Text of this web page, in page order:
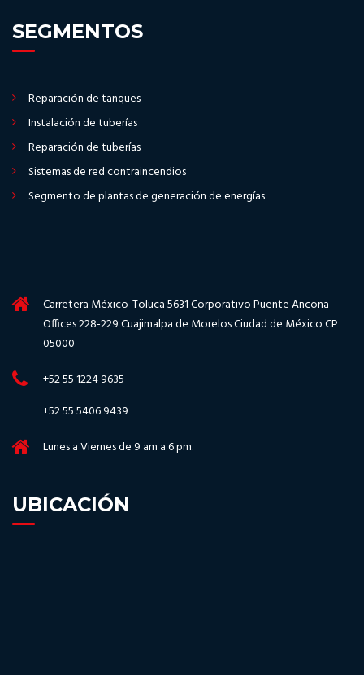
SEGMENTOS
Reparación de tanques
Instalación de tuberías
Reparación de tuberías
Sistemas de red contraincendios
Segmento de plantas de generación de energías
Carretera México-Toluca 5631 Corporativo Puente Ancona
Offices 228-229 Cuajimalpa de Morelos Ciudad de México CP
05000
+52 55 1224 9635
+52 55 5406 9439
Lunes a Viernes de 9 am a 6 pm.
UBICACIÓN